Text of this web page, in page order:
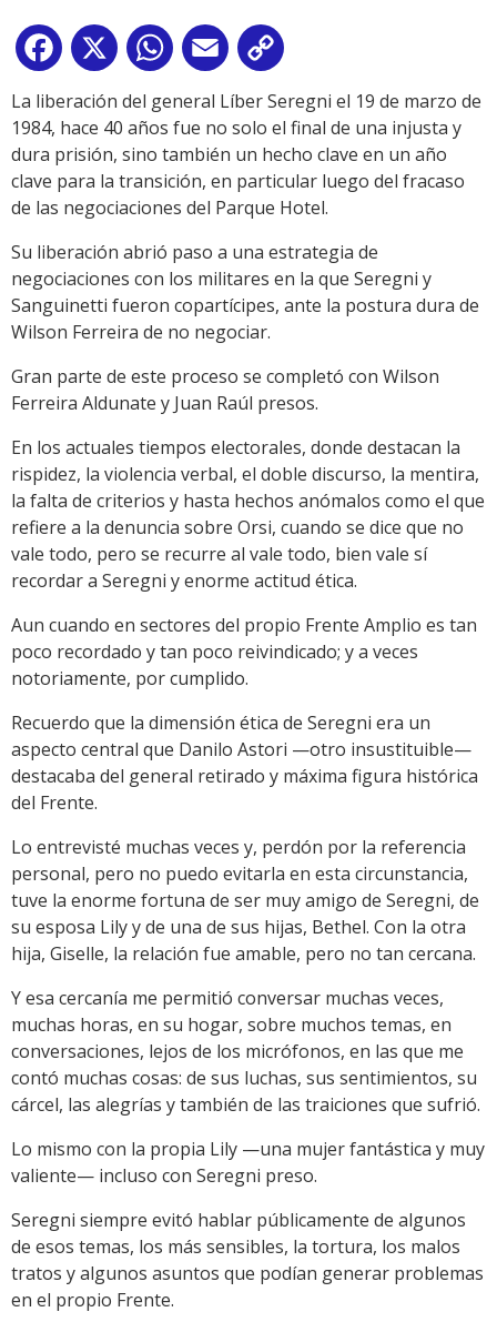
Facebook
X WhatsApp
Email
Link
La liberación del general Líber Seregni el 19 de marzo de
1984, hace 40 años fue no solo el final de una injusta y
dura prisión, sino también un hecho clave en un año
clave para la transición, en particular luego del fracaso
de las negociaciones del Parque Hotel.
Su liberación abrió paso a una estrategia de
negociaciones con los militares en la que Seregni y
Sanguinetti fueron copartícipes, ante la postura dura de
Wilson Ferreira de no negociar.
Gran parte de este proceso se completó con Wilson
Ferreira Aldunate y Juan Raúl presos.
En los actuales tiempos electorales, donde destacan la
rispidez, la violencia verbal, el doble discurso, la mentira,
la falta de criterios y hasta hechos anómalos como el que
refiere a la denuncia sobre Orsi, cuando se dice que no
vale todo, pero se recurre al vale todo, bien vale sí
recordar a Seregni y enorme actitud ética.
Aun cuando en sectores del propio Frente Amplio es tan
poco recordado y tan poco reivindicado; y a veces
notoriamente, por cumplido.
Recuerdo que la dimensión ética de Seregni era un
aspecto central que Danilo Astori —otro insustituible—
destacaba del general retirado y máxima figura histórica
del Frente.
Lo entrevisté muchas veces y, perdón por la referencia
personal, pero no puedo evitarla en esta circunstancia,
tuve la enorme fortuna de ser muy amigo de Seregni, de
su esposa Lily y de una de sus hijas, Bethel. Con la otra
hija, Giselle, la relación fue amable, pero no tan cercana.
Y esa cercanía me permitió conversar muchas veces,
muchas horas, en su hogar, sobre muchos temas, en
conversaciones, lejos de los micrófonos, en las que me
contó muchas cosas: de sus luchas, sus sentimientos, su
cárcel, las alegrías y también de las traiciones que sufrió.
Lo mismo con la propia Lily —una mujer fantástica y muy
valiente— incluso con Seregni preso.
Seregni siempre evitó hablar públicamente de algunos
de esos temas, los más sensibles, la tortura, los malos
tratos y algunos asuntos que podían generar problemas
en el propio Frente.